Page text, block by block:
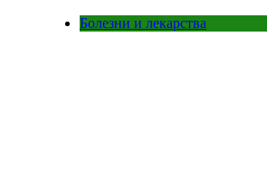
Болезни и лекарства